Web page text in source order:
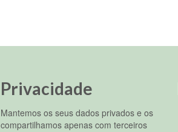
Privacidade
Mantemos os seus dados privados e os
compartilhamos apenas com terceiros